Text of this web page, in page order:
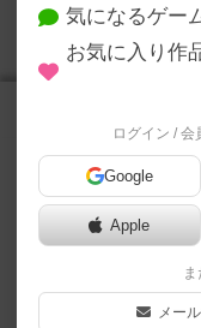
ゲームブックラ
れた世界を旅し
う手立てを見つけ
気になるゲー
お気に入り作
ログイン / 会
Google
Apple
メー